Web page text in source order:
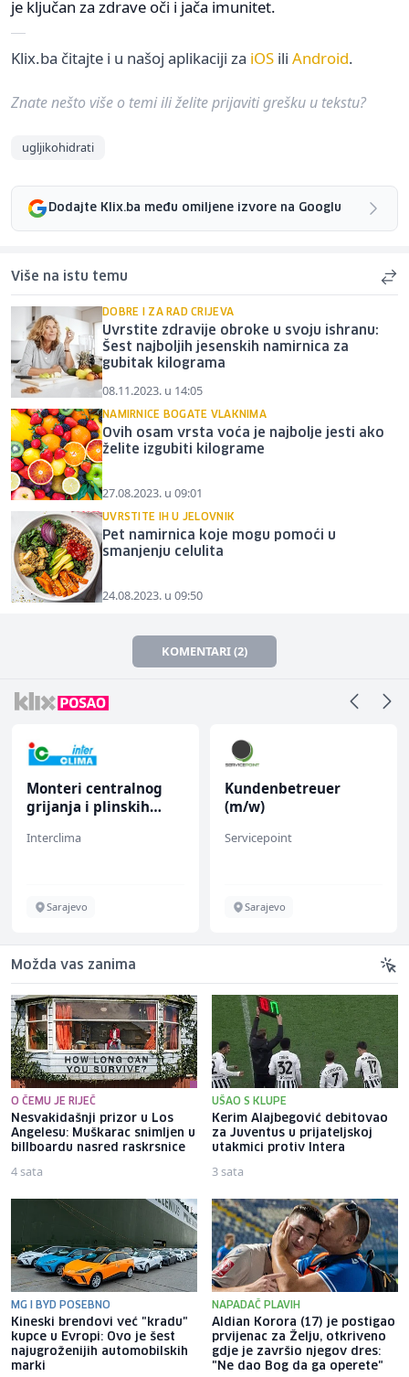
je ključan za zdrave oči i jača imunitet.
Klix.ba čitajte i u našoj aplikaciji za iOS ili Android.
Znate nešto više o temi ili želite prijaviti grešku u tekstu?
ugljikohidrati
Dodajte Klix.ba među omiljene izvore na Googlu
Više na istu temu
DOBRE I ZA RAD CRIJEVA
Uvrstite zdravije obroke u svoju ishranu:
Šest najboljih jesenskih namirnica za
gubitak kilograma
08.11.2023. u 14:05
NAMIRNICE BOGATE VLAKNIMA
Ovih osam vrsta voća je najbolje jesti ako
želite izgubiti kilograme
27.08.2023. u 09:01
UVRSTITE IH U JELOVNIK
Pet namirnica koje mogu pomoći u
smanjenju celulita
24.08.2023. u 09:50
KOMENTARI (2)
Monteri centralnog
grijanja i plinskih
Interclima
Sarajevo
Kundenbetreuer
(m/w)
Servicepoint
Sarajevo
Možda vas zanima
O ČEMU JE RIJEČ
Nesvakidašnji prizor u Los
Angelesu: Muškarac snimljen u
billboardu nasred raskrsnice
4 sata
UŠAO S KLUPE
Kerim Alajbegović debitovao
za Juventus u prijateljskoj
utakmici protiv Intera
3 sata
MG I BYD POSEBNO
Kineski brendovi već "kradu"
kupce u Evropi: Ovo je šest
najugroženijih automobilskih
marki
NAPADAČ PLAVIH
Aldian Korora (17) je postigao
prvijenac za Želju, otkriveno
gdje je završio njegov dres:
"Ne dao Bog da ga operete"